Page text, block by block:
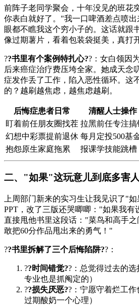
前阵子老同学聚会，十年没见的班花
你表白就好了。"我一口啤酒差点喷
眼都不瞧我这个穷小子的。这话就跟
像过期薯片，看着包装袋挺美，真打
??书里有个案例特扎心??：女白领因
后来癌症治疗费压垮全家。她成天念
症发作丢了工作，陷入恶性循环。这
的？越刷越焦虑，越焦虑越刷。
后悔症患者日常
清醒人士操作
盯着前任朋友圈找茬 拉黑前任专注搞
幻想中彩票提前退休 每月定投500基
抱怨原生家庭拖累
报课学技能跳槽
二、"如果"这玩意儿到底多害
上周部门新来的实习生让我见识了"
PPT，改了三版还哭唧唧："如果我有
直接甩他书里这段话："菜鸟和高手
敢把60分作品甩出来的勇气！"
??书里拆解了三个后悔陷阱??：
??时间错觉??：总觉得过去的
专业也是抓阄定的）
??损失厌恶??：宁愿守着烂工
过期酸奶一个心理）